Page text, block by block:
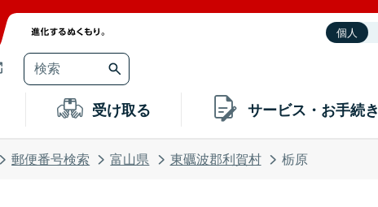
個人
受け取る サービス・お手続き
郵便番号検索 富山県 東礪波郡利賀村 栃原